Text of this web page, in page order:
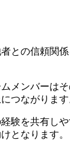
との信頼関
ンバーは
つながります
を共有し
となります。